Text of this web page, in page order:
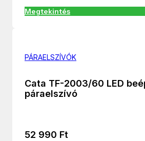
Megtekintés
PÁRAELSZÍVÓK
Cata TF-2003/60 LED
páraelszívó
52 990 Ft